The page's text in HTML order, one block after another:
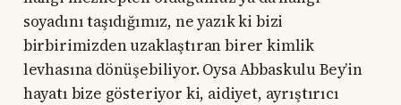
soyadını taşıdığımız, ne yazık ki bizi
birbirimizden uzaklaştıran birer kimlik
levhasına dönüşebiliyor. Oysa Abbaskulu Bey’in
hayatı bize gösteriyor ki, aidiyet, ayrıştırıcı